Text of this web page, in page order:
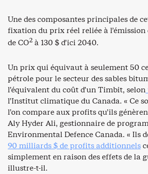
Une des composantes principales de
fixation du prix réel reliée à l’émission
de CO2 à 130 $ d’ici 2040.
Un prix qui équivaut à seulement 50
pétrole pour le secteur des sables
l’équivalent du coût d’un Timbit, selon
l’Institut climatique du Canada. « Ce
l’on compare aux profits qu’ils
Aly Hyder Ali, gestionnaire de
Environmental Defence Canada. « Ils
90 milliards $ de profits additionnels
simplement en raison des effets de la
illustre-t-il.